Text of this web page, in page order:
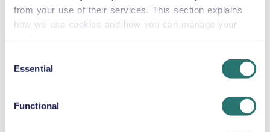
from your use of their services. This section explains
how we use cookies and how you can manage your
Selection
Essential
Functional
4 dörrar
58 US$ per dag